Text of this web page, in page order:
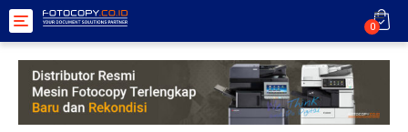
Toggle
navigation
0